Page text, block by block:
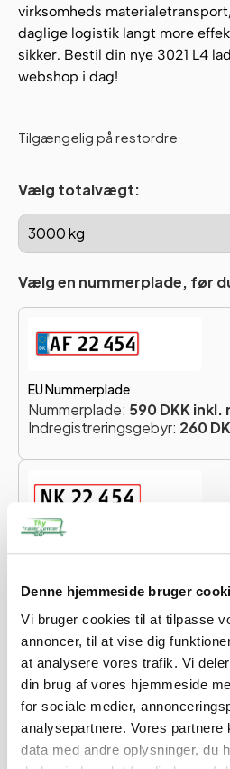
Denne hjemmeside bruger
Vi bruger cookies til at tilpasse
annoncer, til at vise dig
at analysere vores trafik. Vi
din brug af vores hjemmeside
for sociale medier,
analysepartnere. Vores partnere
data med andre oplysninger, du
virksomheds
daglige logistik langt more
sikker. Bestil din nye 3021 L4
webshop i dag!
Tilgængelig på restordre
Vælg totalvægt:
Vælg en nummerplade, før
EU Nummerplade
Nummerplade: 590 DKK inkl.
Indregistreringsgebyr: 260
Ikke-EU Nummerplade
Totalpris for
Du skal vælge en
Når du køber en trailer hos os, vil
hvor vi beder dig om at oplyse
nummer. Disse oplysninger er